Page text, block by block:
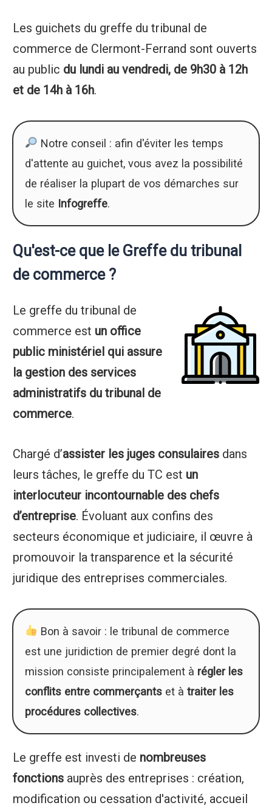
Les guichets du greffe du tribunal de
commerce de Clermont-Ferrand sont ouverts
au public du lundi au vendredi, de 9h30 à 12h
et de 14h à 16h.
Notre conseil : afin d'éviter les temps
d'attente au guichet, vous avez la possibilité
de réaliser la plupart de vos démarches sur
le site Infogreffe.
Qu'est-ce que le Greffe du tribunal
de commerce ?
Le greffe du tribunal de
commerce est un office
public ministériel qui assure
la gestion des services
administratifs du tribunal de
commerce.
Chargé d’assister les juges consulaires dans
leurs tâches, le greffe du TC est un
interlocuteur incontournable des chefs
d’entreprise. Évoluant aux confins des
secteurs économique et judiciaire, il œuvre à
promouvoir la transparence et la sécurité
juridique des entreprises commerciales.
Bon à savoir : le tribunal de commerce
est une juridiction de premier degré dont la
mission consiste principalement à régler les
conflits entre commerçants et à traiter les
procédures collectives.
Le greffe est investi de nombreuses
fonctions auprès des entreprises : création,
modification ou cessation d'activité, accueil